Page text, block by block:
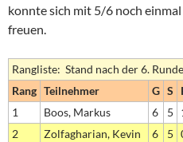
konnte sich mit 5/6 noch
freuen.
Rangliste: Stand nach der 6. Runde
Rang Teilnehmer G S
1
Boos, Markus 6 5
2
Zolfagharian, Kevin 6 5